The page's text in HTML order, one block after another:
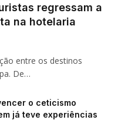
regressam a
na hotelaria
entre os destinos
De…
o ceticismo
já teve experiências